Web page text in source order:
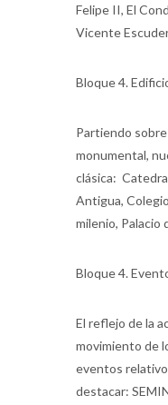
Felipe II, El
Vicente
Bloque 4.
Partiendo
monumental,
clásica:
Antigua,
milenio, Palacio
Bloque 4.
El reflejo de la
movimiento de
eventos
destacar: